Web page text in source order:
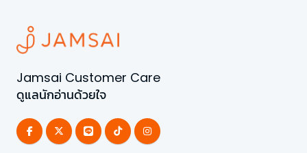
Jamsai Customer Care
ดูแลนักอ่านด้วยใจ